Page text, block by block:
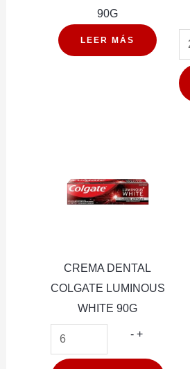
90G
LEER MÁS
CREMA DENTAL
COLGATE LUMINOUS
WHITE 90G
- CREMA
+